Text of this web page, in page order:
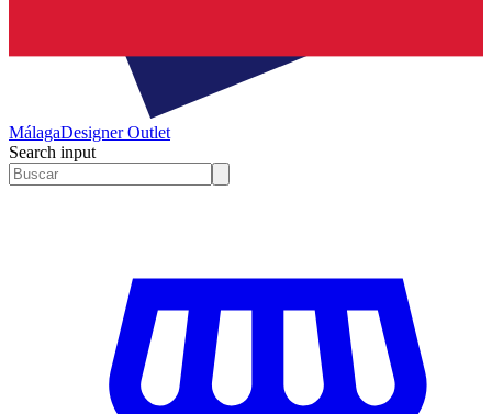
MálagaDesigner Outlet
Search input